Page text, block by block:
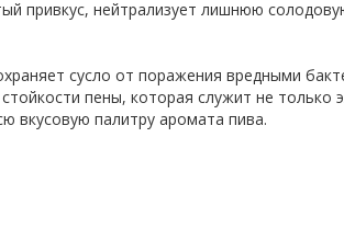
привкус, нейтрализует лишнюю
сусло от поражения вредными
пены, которая служит не только
вкусовую палитру аромата пива.